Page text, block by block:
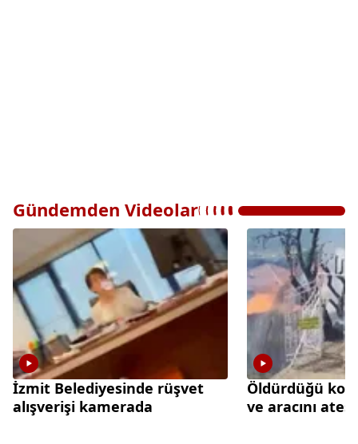
Gündemden Videolar
İzmit Belediyesinde rüşvet
alışverişi kamerada
Öldürdüğü
ve aracını